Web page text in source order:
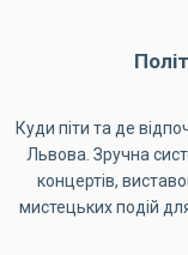
Куди піти та де
Львова. Зручна
концертів,
мистецьких подій